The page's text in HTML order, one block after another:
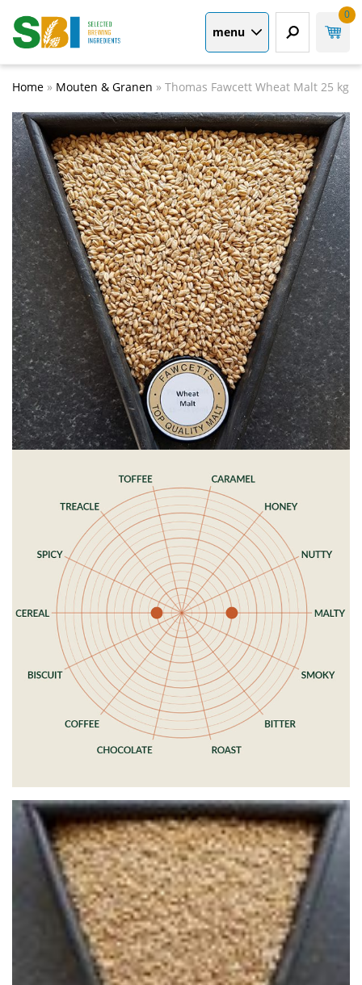
menu
0
Home » Mouten & Granen » Thomas Fawcett Wheat Malt 25 kg